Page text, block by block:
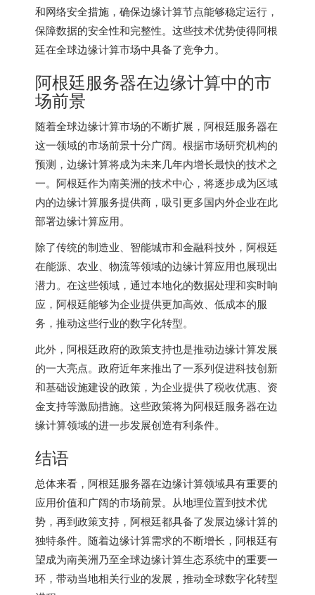
和网络安全措施，确保边缘计算节点能够稳定运行，
保障数据的安全性和完整性。这些技术优势使得阿根
廷在全球边缘计算市场中具备了竞争力。
阿根廷服务器在边缘计算中的市
场前景
随着全球边缘计算市场的不断扩展，阿根廷服务器在
这一领域的市场前景十分广阔。根据市场研究机构的
预测，边缘计算将成为未来几年内增长最快的技术之
一。阿根廷作为南美洲的技术中心，将逐步成为区域
内的边缘计算服务提供商，吸引更多国内外企业在此
部署边缘计算应用。
除了传统的制造业、智能城市和金融科技外，阿根廷
在能源、农业、物流等领域的边缘计算应用也展现出
潜力。在这些领域，通过本地化的数据处理和实时响
应，阿根廷能够为企业提供更加高效、低成本的服
务，推动这些行业的数字化转型。
此外，阿根廷政府的政策支持也是推动边缘计算发展
的一大亮点。政府近年来推出了一系列促进科技创新
和基础设施建设的政策，为企业提供了税收优惠、资
金支持等激励措施。这些政策将为阿根廷服务器在边
缘计算领域的进一步发展创造有利条件。
结语
总体来看，阿根廷服务器在边缘计算领域具有重要的
应用价值和广阔的市场前景。从地理位置到技术优
势，再到政策支持，阿根廷都具备了发展边缘计算的
独特条件。随着边缘计算需求的不断增长，阿根廷有
望成为南美洲乃至全球边缘计算生态系统中的重要一
环，带动当地相关行业的发展，推动全球数字化转型